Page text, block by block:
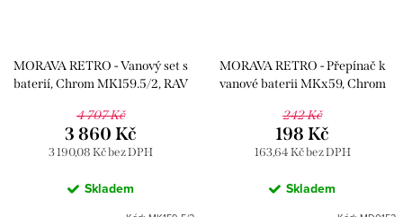
MORAVA RETRO - Vanový set s
baterií, Chrom MK159.5/2, RAV
4 707 Kč
3 190,08 Kč bez DPH
3 860 Kč
Skladem
MORAVA RETRO - Přepínač k
vanové baterii MKx59, Chrom
242 Kč
163,64 Kč bez DPH
198 Kč
Skladem